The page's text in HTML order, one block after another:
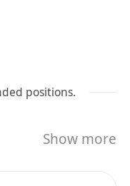
positions.
Show more